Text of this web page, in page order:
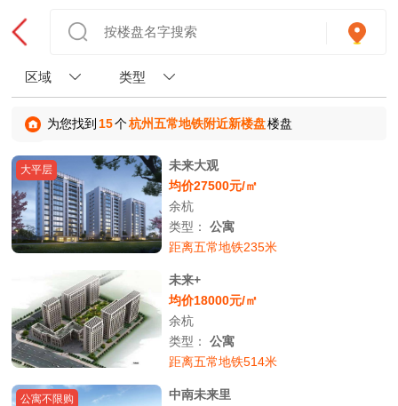
区域 类型
为您找到 15个杭州五常地铁附近新楼盘楼盘
大平层
未来大观
均价27500元/㎡
余杭
类型：公寓
距离五常地铁235米
未来+
均价18000元/㎡
余杭
类型：公寓
距离五常地铁514米
公寓不限购
中南未来里